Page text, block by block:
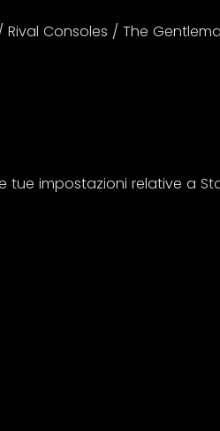
Rival Consoles / The
impostazioni relative a